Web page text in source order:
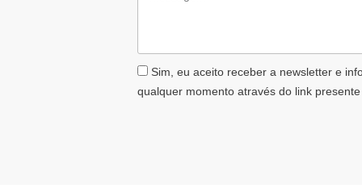
AceiteLGPD
Sim, eu aceito receber a newsletter e
qualquer momento através do link